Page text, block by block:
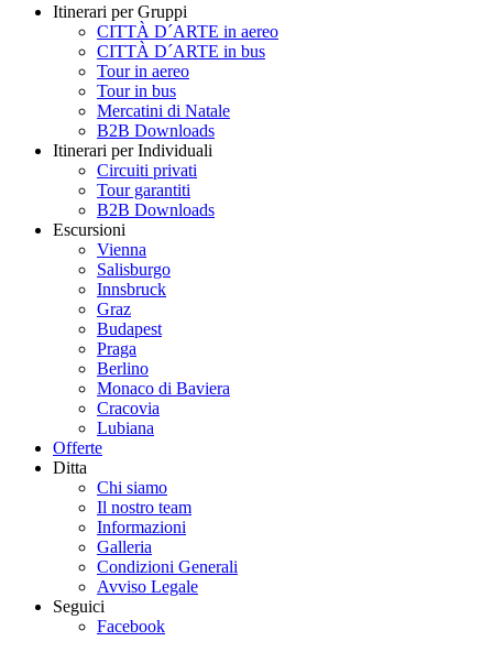
Itinerari per Gruppi
CITTÀ D´ARTE in aereo
CITTÀ D´ARTE in bus
Tour in aereo
Tour in bus
Mercatini di Natale
B2B Downloads
Itinerari per Individuali
Circuiti privati
Tour garantiti
B2B Downloads
Escursioni
Vienna
Salisburgo
Innsbruck
Graz
Budapest
Praga
Berlino
Monaco di Baviera
Cracovia
Lubiana
Offerte
Ditta
Chi siamo
Il nostro team
Informazioni
Galleria
Condizioni Generali
Avviso Legale
Seguici
Facebook